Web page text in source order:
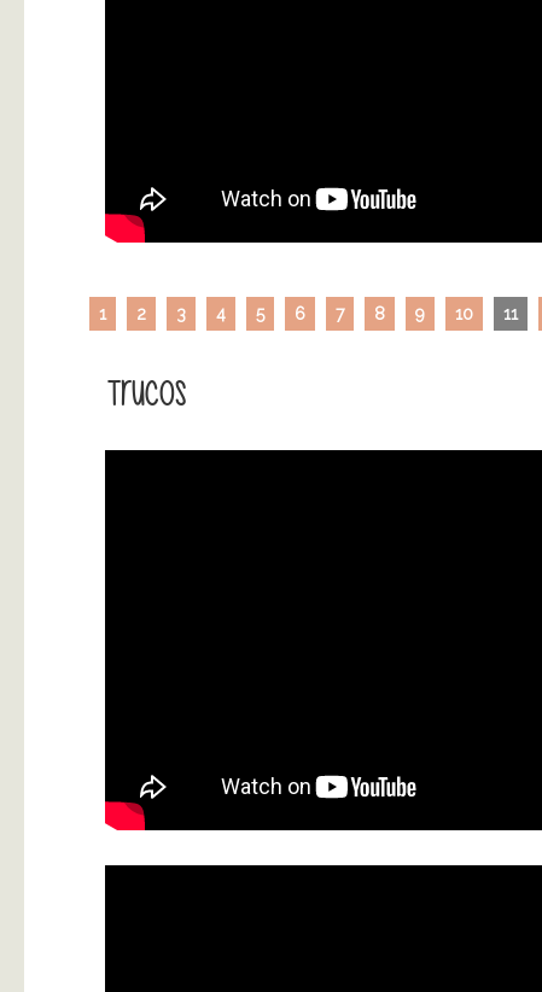
1 2 3 4 5 6 7 8 9 10 11
Trucos